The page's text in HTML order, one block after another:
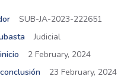
SUB-JA-2023-222651
Judicial
2 February, 2024
23 February, 2024